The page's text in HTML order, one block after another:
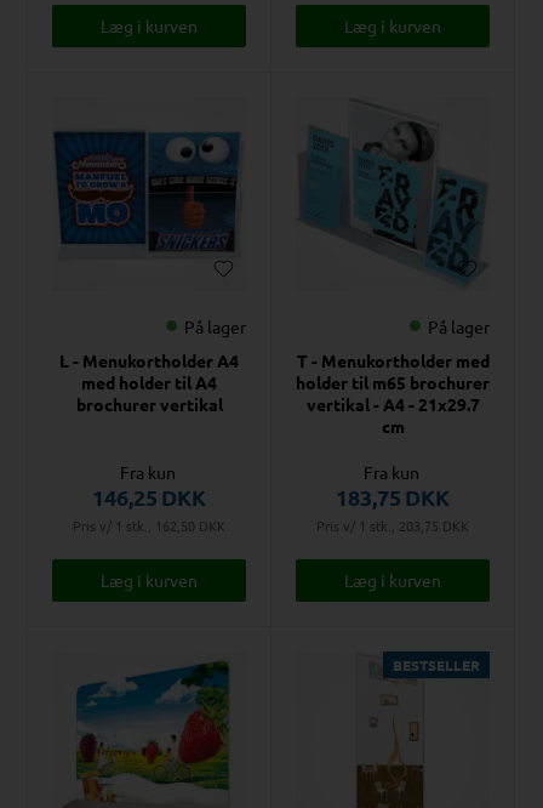
På lager
L - Menukortholder A4
med holder til A4
brochurer vertikal
Fra kun
146,25 DKK
Pris v/ 1 stk., 162,50 DKK
På lager
T - Menukortholder med
holder til m65 brochurer
vertikal - A4 - 21x29.7
cm
Fra kun
183,75 DKK
Pris v/ 1 stk., 203,75 DKK
BESTSELLER